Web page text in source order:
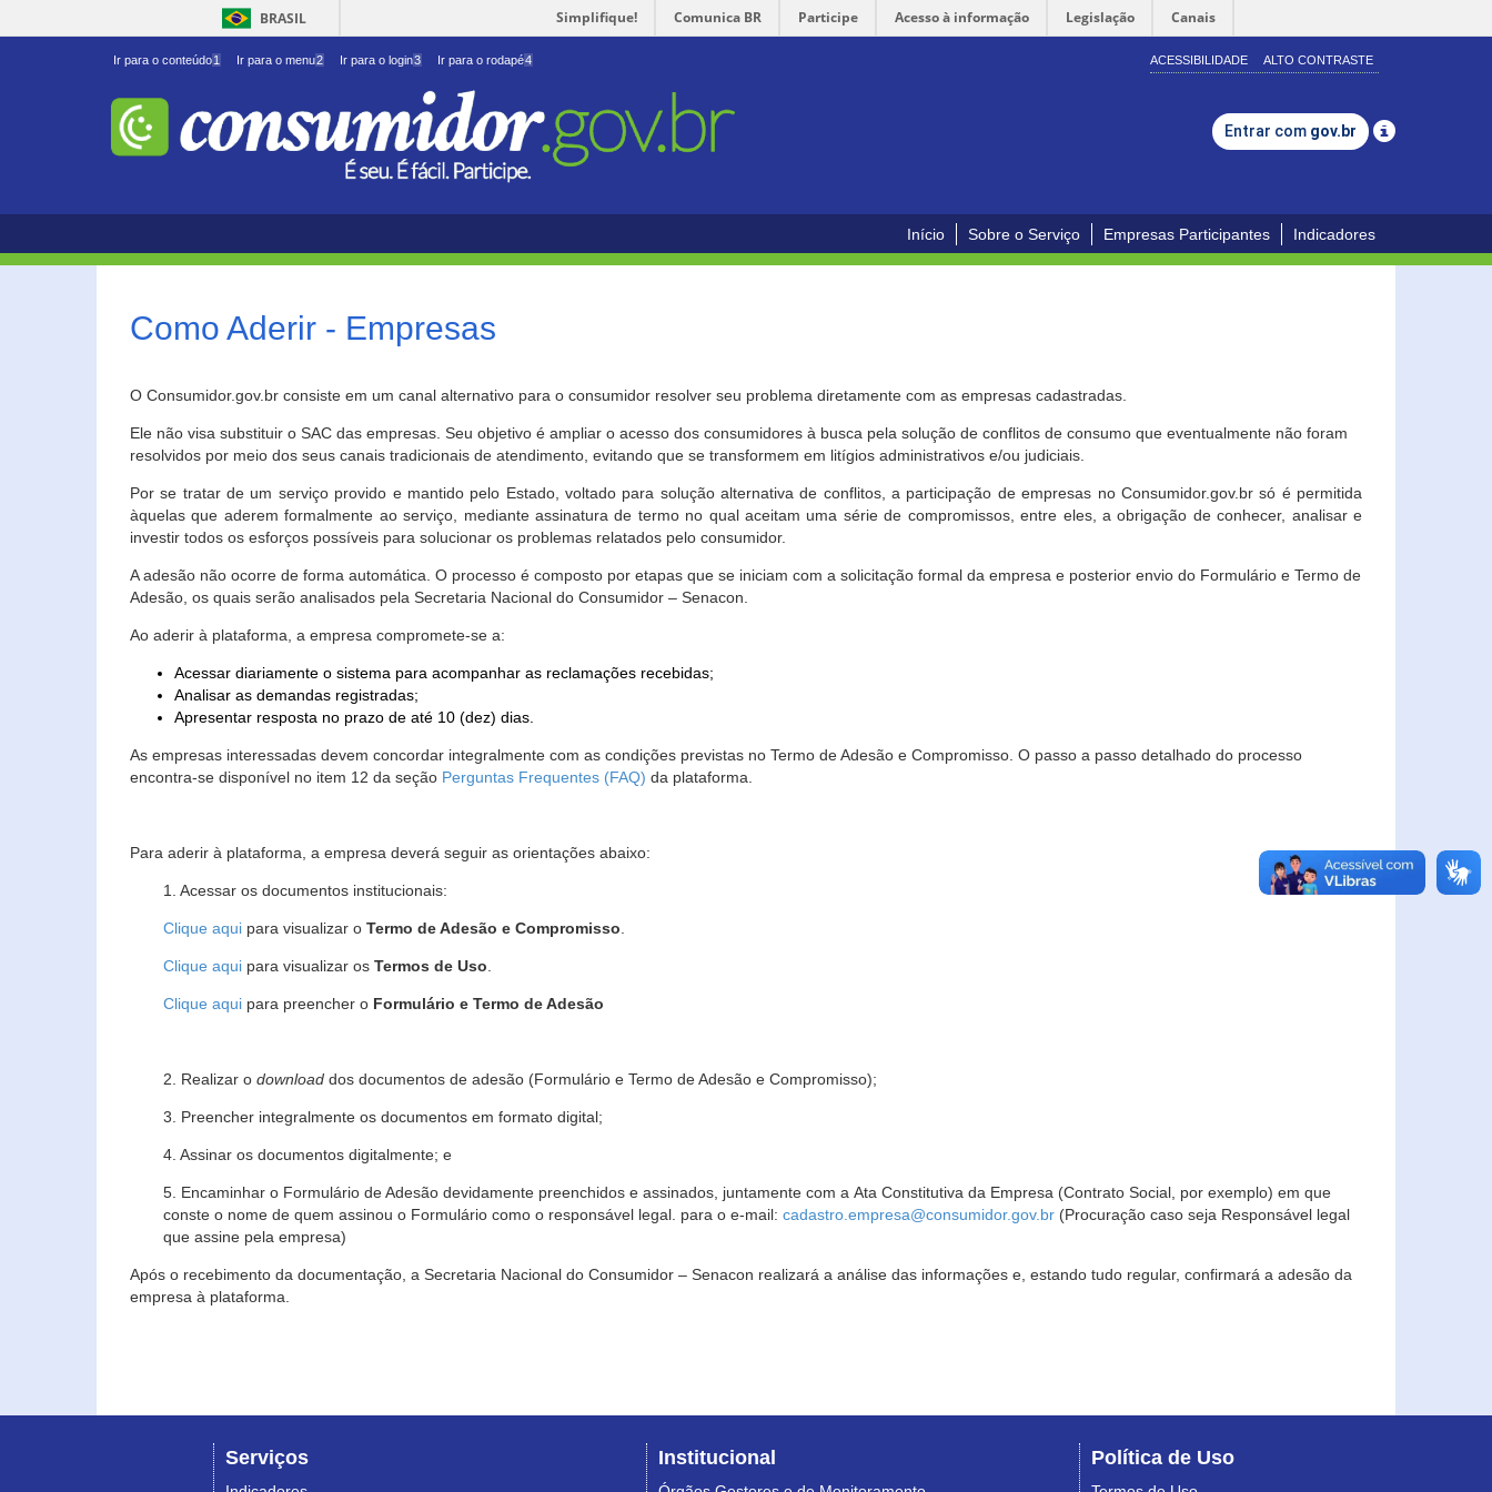
BRASIL Simplifique! Comunica BR Participe Acesso à informação Legislação Canais
Ir para o conteúdo1 Ir para o menu2 Ir para o login3 Ir para o rodapé4 ACESSIBILIDADE ALTO CONTRASTE
Entrar com gov.br
Início Sobre o Serviço Empresas Participantes Indicadores
Como Aderir - Empresas
O Consumidor.gov.br consiste em um canal alternativo para o consumidor resolver seu problema diretamente com as empresas cadastradas.
Ele não visa substituir o SAC das empresas. Seu objetivo é ampliar o acesso dos consumidores à busca pela solução de conflitos de consumo que eventualmente não foram
resolvidos por meio dos seus canais tradicionais de atendimento, evitando que se transformem em litígios administrativos e/ou judiciais.
Por se tratar de um serviço provido e mantido pelo Estado, voltado para solução alternativa de conflitos, a participação de empresas no Consumidor.gov.br só é permitida
àquelas que aderem formalmente ao serviço, mediante assinatura de termo no qual aceitam uma série de compromissos, entre eles, a obrigação de conhecer, analisar e
investir todos os esforços possíveis para solucionar os problemas relatados pelo consumidor.
A adesão não ocorre de forma automática. O processo é composto por etapas que se iniciam com a solicitação formal da empresa e posterior envio do Formulário e Termo de
Adesão, os quais serão analisados pela Secretaria Nacional do Consumidor – Senacon.
Ao aderir à plataforma, a empresa compromete-se a:
Acessar diariamente o sistema para acompanhar as reclamações recebidas;
Analisar as demandas registradas;
Apresentar resposta no prazo de até 10 (dez) dias.
As empresas interessadas devem concordar integralmente com as condições previstas no Termo de Adesão e Compromisso. O passo a passo detalhado do processo
encontra-se disponível no item 12 da seção Perguntas Frequentes (FAQ) da plataforma.
Para aderir à plataforma, a empresa deverá seguir as orientações abaixo:
1. Acessar os documentos institucionais:
Clique aqui para visualizar o Termo de Adesão e Compromisso
Clique aqui para visualizar os Termos de Uso
Clique aqui para preencher o Formulário e Termo de Adesão
2. Realizar o download dos documentos de adesão (Formulário e Termo de Adesão e Compromisso);
3. Preencher integralmente os documentos em formato digital;
4. Assinar os documentos digitalmente; e
5. Encaminhar o Formulário de Adesão devidamente preenchidos e assinados, juntamente com a Ata Constitutiva da Empresa (Contrato Social, por exemplo) em que
conste o nome de quem assinou o Formulário como o responsável legal. para o e-mail: cadastro.empresa@consumidor.gov.br (Procuração caso seja Responsável legal
que assine pela empresa)
Após o recebimento da documentação, a Secretaria Nacional do Consumidor – Senacon realizará a análise das informações e, estando tudo regular, confirmará a adesão da
empresa à plataforma.
Serviços Institucional Política de Uso